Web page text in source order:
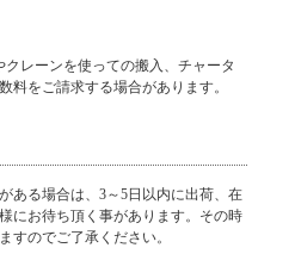
レーンを使っての搬入、チャータ
料をご請求する場合があります。
ある場合は、3～5日以内に出荷、在
にお待ち頂く事があります。その時
すのでご了承ください。